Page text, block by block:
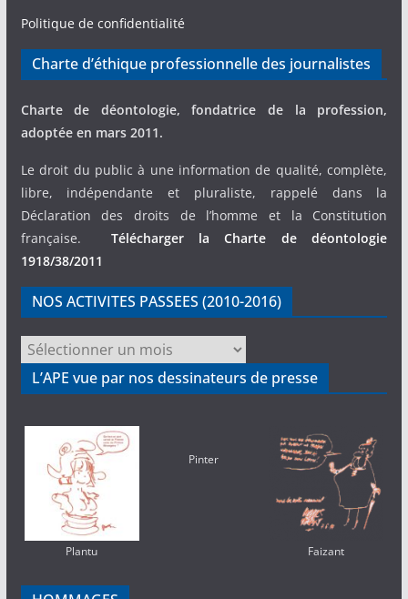
Politique de confidentialité
Charte d’éthique professionnelle des journalistes
Charte de déontologie, fondatrice de la profession,
adoptée en mars 2011.
Le droit du public à une information de qualité, complète,
libre, indépendante et pluraliste, rappelé dans la
Déclaration des droits de l’homme et la Constitution
française. Télécharger la Charte de déontologie
1918/38/2011
NOS ACTIVITES PASSEES (2010-2016)
NOS
ACTIVITES
PASSEES
L’APE vue par nos dessinateurs de presse
Plantu
Pinter
Faizant